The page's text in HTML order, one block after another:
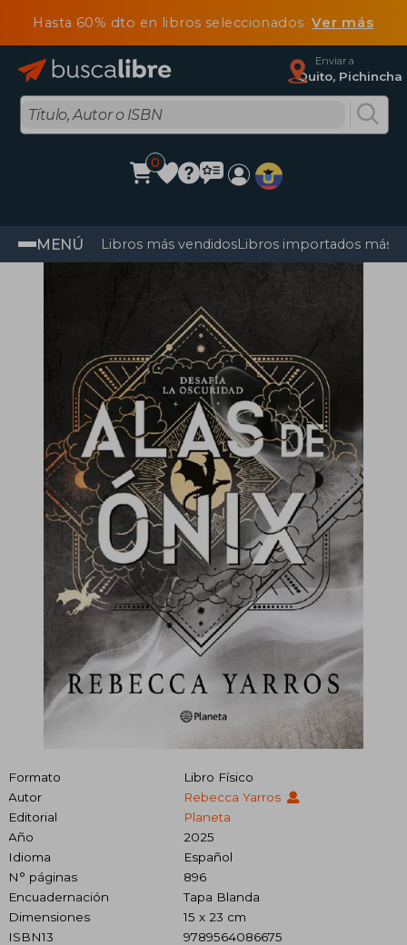
Hasta 60% dto en libros seleccionadosVer más
Enviar a
Quito, Pichincha
0
MENÚ Libros más vendidosLibros importados más
Formato
Libro Físico
Autor
Rebecca Yarros
Editorial
Planeta
Año
2025
Idioma
Español
N° páginas
896
Encuadernación
Tapa Blanda
Dimensiones
15 x 23 cm
ISBN13
9789564086675